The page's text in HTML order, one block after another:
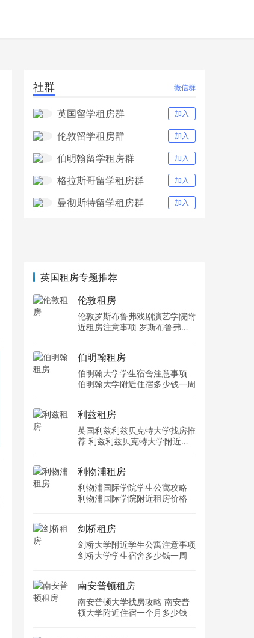
社群 微信群
英国留学租房群 加入
伦敦留学租房群 加入
伯明翰留学租房群 加入
格拉斯哥留学租房群 加入
曼彻斯特留学租房群 加入
英国租房专题推荐
伦敦租房
伦敦罗斯布鲁弗戏剧演艺学院附
近租房注意事项 罗斯布鲁弗戏
伯明翰租房
伯明翰大学学生宿舍注意事项
伯明翰大学附近住宿多少钱一周
利兹租房
英国利兹利兹贝克特大学找房推
荐 利兹利兹贝克特大学附近住
利物浦租房
利物浦国际学院学生公寓攻略
利物浦国际学院附近租房价格
剑桥租房
剑桥大学附近学生公寓注意事项
剑桥大学学生宿舍多少钱一周
南安普顿租房
南安普顿大学找房攻略 南安普
顿大学附近住宿一个月多少钱